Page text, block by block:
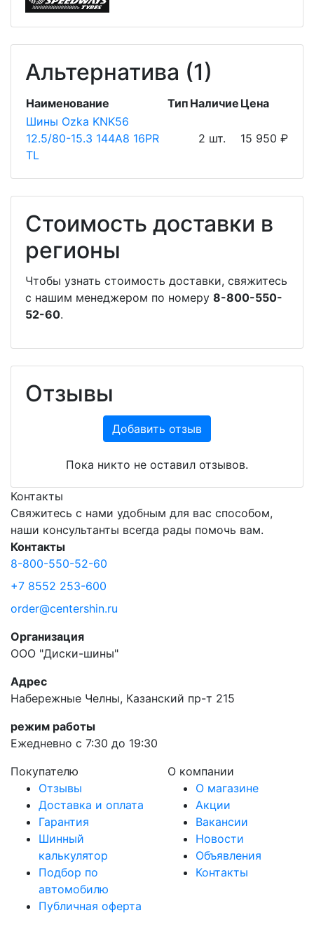
Альтернатива (1)
Наименование Тип Наличие Цена
Шины Ozka KNK56
12.5/80-15.3 144A8 16PR
TL
2 шт. 15 950 ₽
Стоимость доставки в
регионы
Чтобы узнать стоимость доставки, свяжитесь
с нашим менеджером по номеру 8-800-550-
52-60.
Отзывы
Добавить отзыв
Пока никто не оставил отзывов.
Контакты
Свяжитесь с нами удобным для вас способом,
наши консультанты всегда рады помочь вам.
Контакты
8-800-550-52-60
+7 8552 253-600
order@centershin.ru
Организация
ООО "Диски-шины"
Адрес
Набережные Челны, Казанский пр-т 215
режим работы
Ежедневно с 7:30 до 19:30
Покупателю
Отзывы
Доставка и оплата
Гарантия
Шинный
калькулятор
Подбор по
автомобилю
Публичная оферта
О компании
О магазине
Акции
Вакансии
Новости
Объявления
Контакты